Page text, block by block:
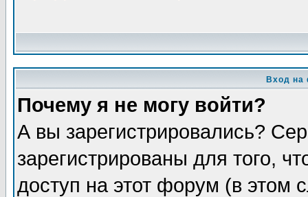
Вход на
Почему я не могу войти?
А вы зарегистрировались?
зарегистрированы для того,
доступ на этот форум (в этом